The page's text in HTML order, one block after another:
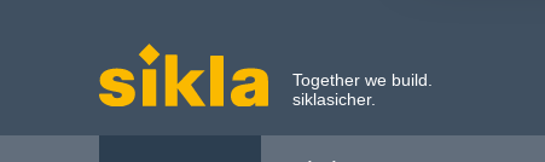
Together we build.
siklasicher.